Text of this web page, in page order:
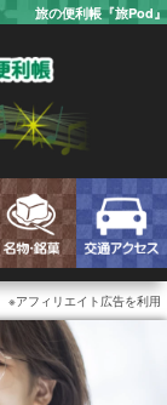
旅の便利帳『旅Pod』
アフィリエイト広告を利用